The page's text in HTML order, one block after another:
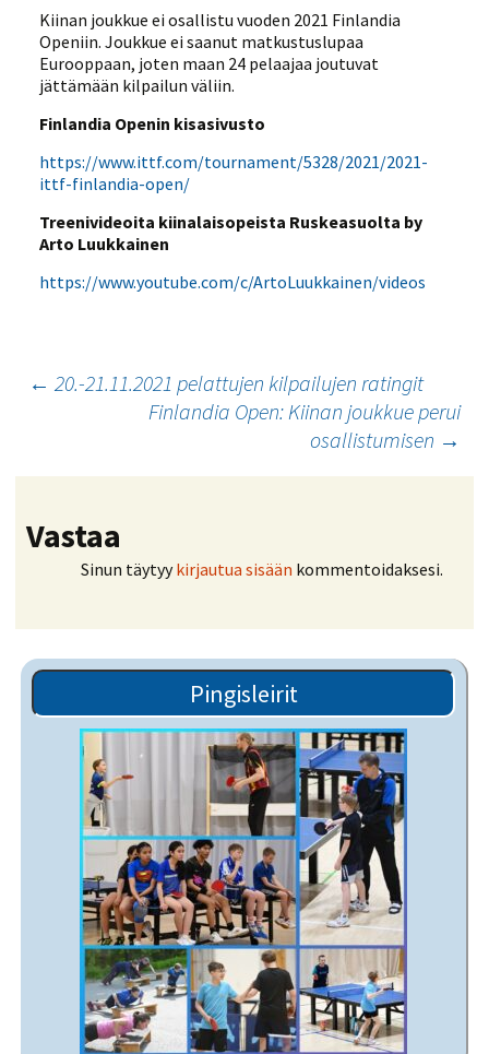
Kiinan joukkue ei osallistu vuoden 2021 Finlandia
Openiin. Joukkue ei saanut matkustuslupaa
Eurooppaan, joten maan 24 pelaajaa joutuvat
jättämään kilpailun väliin.
Finlandia Openin kisasivusto
https://www.ittf.com/tournament/5328/2021/2021-
ittf-finlandia-open/
Treenivideoita kiinalaisopeista Ruskeasuolta by
Arto Luukkainen
https://www.youtube.com/c/ArtoLuukkainen/videos
Artikkelien
← 20.-21.11.2021 pelattujen kilpailujen ratingit
Finlandia Open: Kiinan joukkue perui
osallistumisen →
Vastaa
Sinun täytyykirjautua sisään kommentoidaksesi.
Pingisleirit